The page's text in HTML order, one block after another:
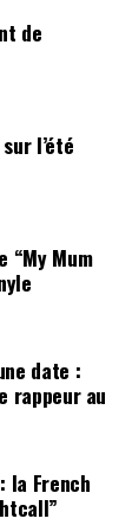
de
l’été
“My Mum
date :
rappeur au
la French